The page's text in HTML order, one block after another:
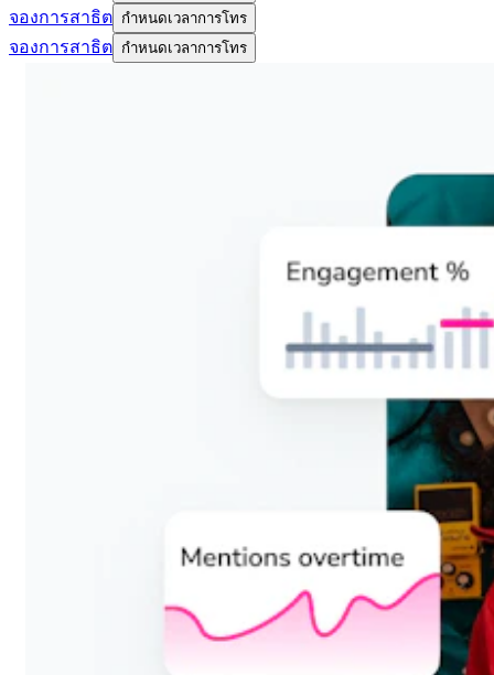
จองการสาธิต กำหนดเวลาการโทร
จองการสาธิต กำหนดเวลาการโทร